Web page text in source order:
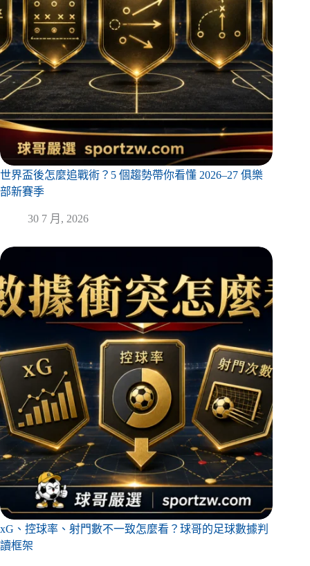
世界盃後怎麼追戰術？5 個趨勢帶你看懂 2026–27 俱樂
部新賽季
30 7 月, 2026
xG、控球率、射門數不一致怎麼看？球哥的足球數據判
讀框架